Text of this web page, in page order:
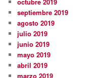
septiembre 2019
agosto 2019
julio 2019
junio 2019
mayo 2019
abril 2019
marzo 2019